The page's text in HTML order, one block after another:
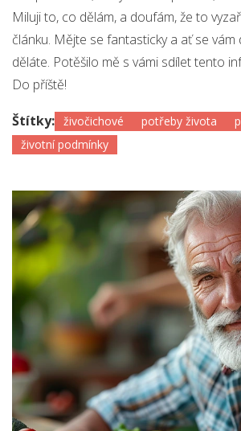
Miluji to, co dělám, a doufám, že to
článku. Mějte se fantasticky a ať se vám
děláte. Potěšilo mě s vámi sdílet tento
Do příště!
Štítky: živočichové potřeby života
životní podmínky